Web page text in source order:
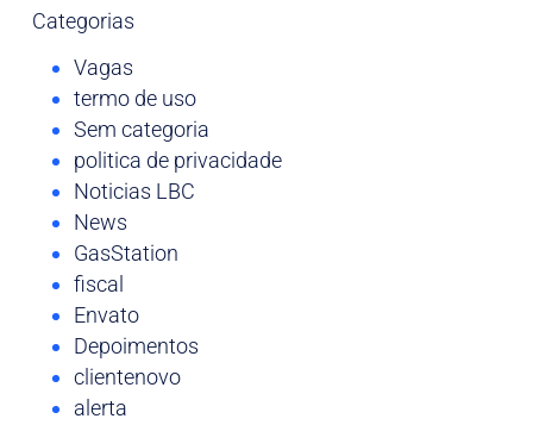
Categorias
Vagas
termo de uso
Sem categoria
politica de privacidade
Noticias LBC
News
GasStation
fiscal
Envato
Depoimentos
clientenovo
alerta